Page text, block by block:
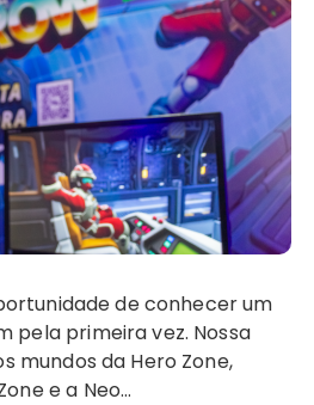
pela primeira vez. Nossa
mundos da Hero Zone,
e a Neo…